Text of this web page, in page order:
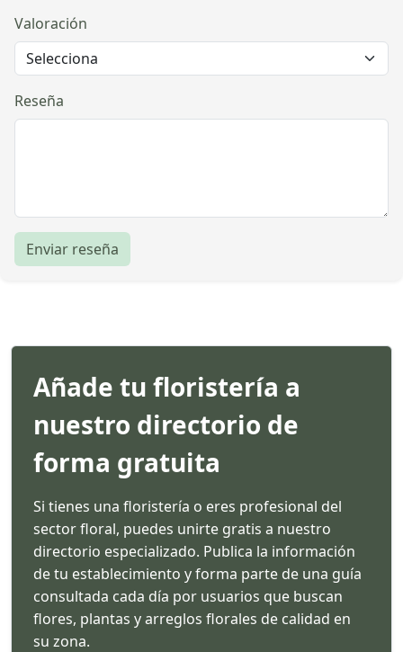
Valoración
Reseña
Enviar reseña
Añade tu floristería a
nuestro directorio de
forma gratuita
Si tienes una floristería o eres profesional del
sector floral, puedes unirte gratis a nuestro
directorio especializado. Publica la información
de tu establecimiento y forma parte de una guía
consultada cada día por usuarios que buscan
flores, plantas y arreglos florales de calidad en
su zona.